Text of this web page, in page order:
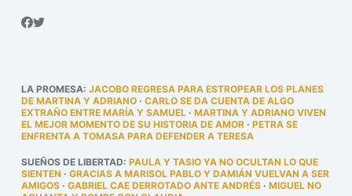
LA PROMESA: JACOBO REGRESA PARA ESTROPEAR LOS PLANES
DE MARTINA Y ADRIANO· CARLO SE DA CUENTA DE ALGO
EXTRAÑO ENTRE MARÍA Y SAMUEL· MARTINA Y ADRIANO VIVEN
EL MEJOR MOMENTO DE SU HISTORIA DE AMOR· PETRA SE
ENFRENTA A TOMASA PARA DEFENDER A TERESA
SUEÑOS DE LIBERTAD: PAULA Y TASIO YA NO OCULTAN LO QUE
SIENTEN · GRACIAS A MARISOL PABLO Y DAMIÁN VUELVAN A SER
AMIGOS· GABRIEL CAE DERROTADO ANTE ANDRÉS· MIGUEL NO